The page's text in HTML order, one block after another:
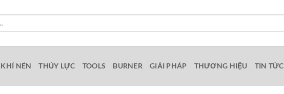
KHÍ NÉN THỦY LỰC TOOLS BURNER GIẢI PHÁP THƯƠNG HIỆU TIN TỨC